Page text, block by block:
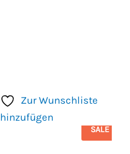
Zur Wunschliste
hinzufügen
SALE